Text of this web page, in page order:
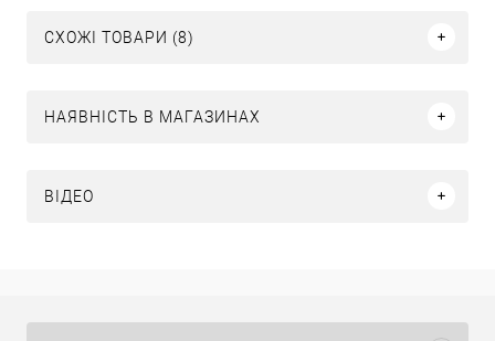
СХОЖІ ТОВАРИ (8)
НАЯВНІСТЬ В МАГАЗИНАХ
ВІДЕО